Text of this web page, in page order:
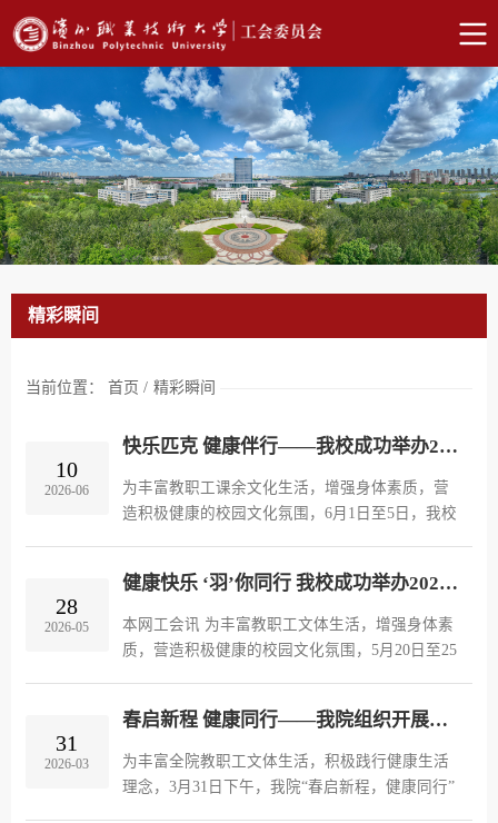
精彩瞬间
当前位置： 首页 / 精彩瞬间
10
2026-06
快乐匹克 健康伴行——我校成功举办2026年教职工匹克球比赛
为丰富教职工课余文化生活，增强身体素质，营
造积极健康的校园文化氛围，6月1日至5日，我校
二级工会、59支代表队参赛...
28
2026-05
健康快乐 ‘羽’你同行 我校成功举办2026年教职工羽毛球比赛
本网工会讯 为丰富教职工文体生活，增强身体素
质，营造积极健康的校园文化氛围，5月20日至25
20支基层工会队伍、143...
31
2026-03
春启新程 健康同行——我院组织开展教职工健步走活动
为丰富全院教职工文体生活，积极践行健康生活
理念，3月31日下午，我院“春启新程，健康同行”